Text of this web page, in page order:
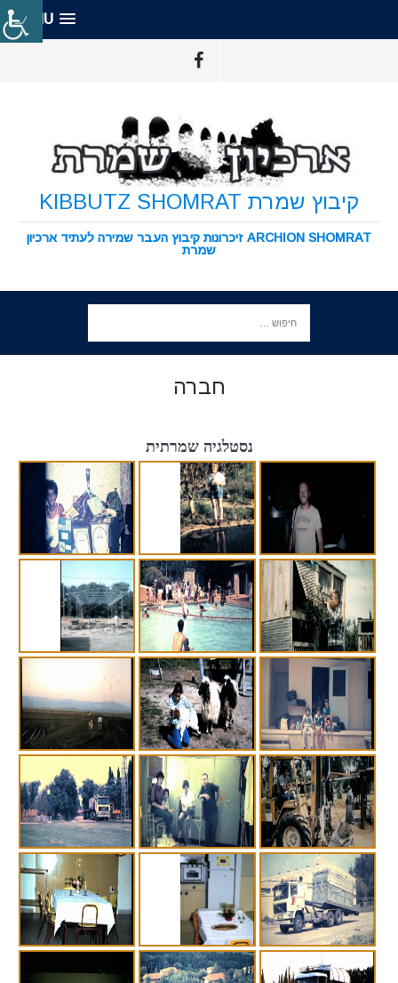
MENU
קיבוץ שמרת KIBBUTZ SHOMRAT
ARCHION SHOMRAT זיכרונות קיבוץ העבר שמירה לעתיד ארכיון
שמרת
חברה
נסטלגיה שמרתית